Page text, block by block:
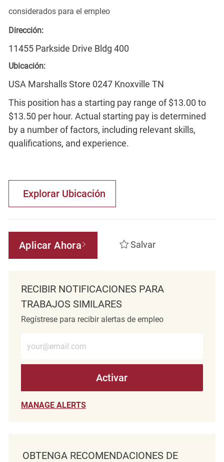
considerados para el empleo
Dirección:
11455 Parkside Drive Bldg 400
Ubicación:
USA Marshalls Store 0247 Knoxville TN
This position has a starting pay range of $13.00 to
$13.50 per hour. Actual starting pay is determined
by a number of factors, including relevant skills,
qualifications, and experience.
Explorar Ubicación
Aplicar Ahora Salvar
RECIBIR NOTIFICACIONES PARA
TRABAJOS SIMILARES
Regístrese para recibir alertas de empleo
Activar
MANAGE ALERTS
OBTENGA RECOMENDACIONES DE